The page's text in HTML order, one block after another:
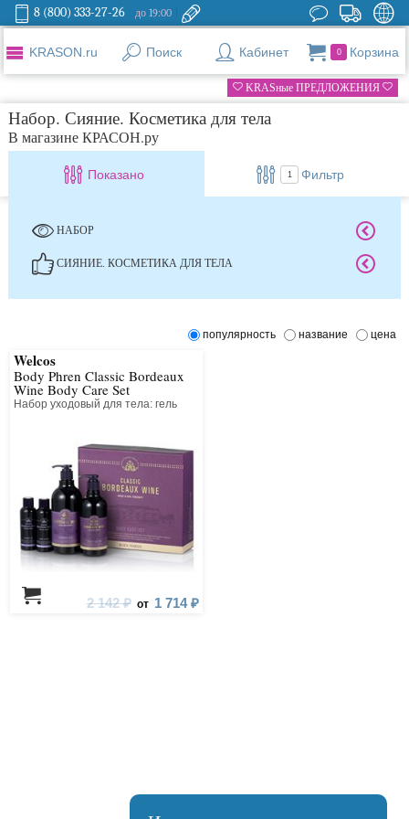
8 (800) 333-27-26 до 19:00
KRASON.ru Поиск Кабинет 0 Корзина
KRASные ПРЕДЛОЖЕНИЯ
Набор. Сияние. Косметика для тела
В магазине КРАСОН.ру
Показано 1 Фильтр
НАБОР
СИЯНИЕ. КОСМЕТИКА ДЛЯ ТЕЛА
популярность название цена
Welcos
Body Phren Classic Bordeaux
Wine Body Care Set
Набор уходовый для тела: гель
2 142 ₽ от 1 714 ₽